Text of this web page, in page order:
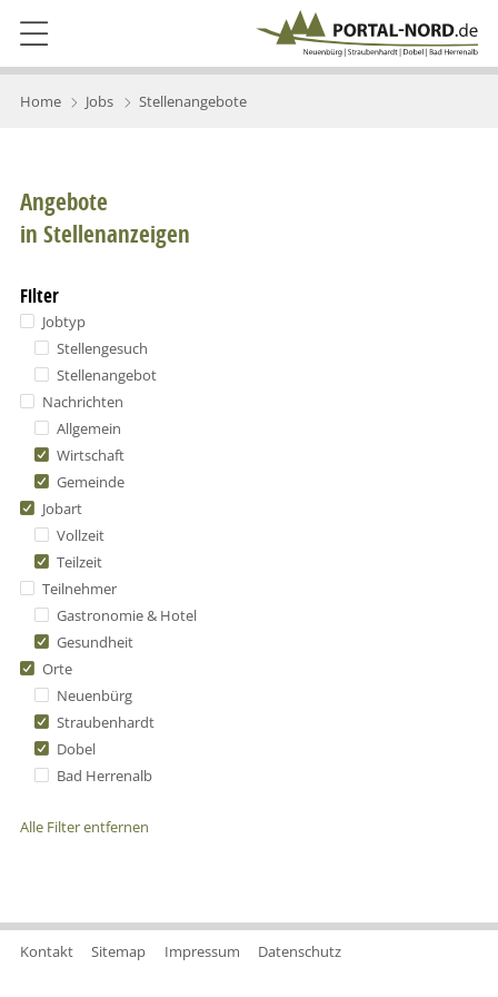
Home Jobs Stellenangebote
Angebote
in Stellenanzeigen
Filter
Jobtyp
Stellengesuch
Stellenangebot
Nachrichten
Allgemein
Wirtschaft
Gemeinde
Jobart
Vollzeit
Teilzeit
Teilnehmer
Gastronomie & Hotel
Gesundheit
Orte
Neuenbürg
Straubenhardt
Dobel
Bad Herrenalb
Alle Filter entfernen
Kontakt Sitemap Impressum Datenschutz